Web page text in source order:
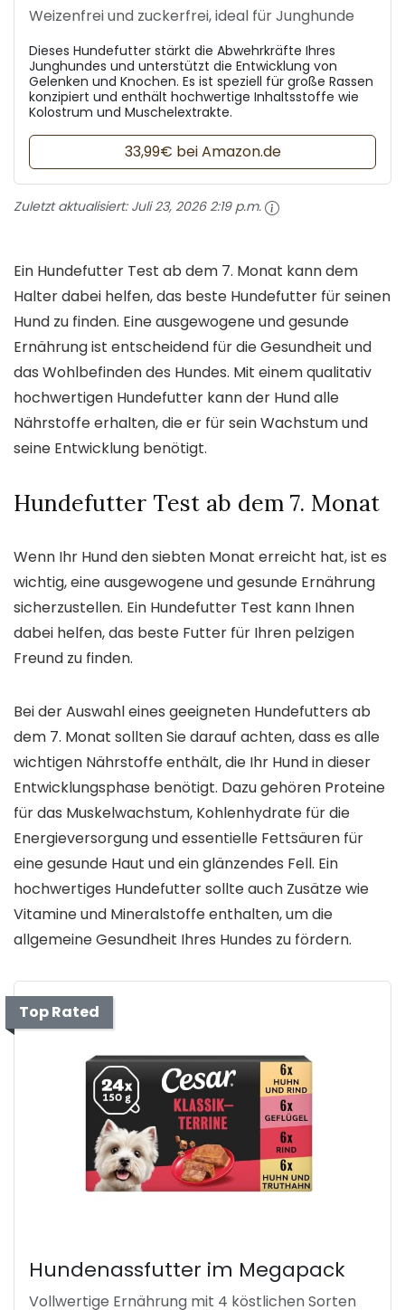
Weizenfrei und zuckerfrei, ideal für Junghunde
Dieses Hundefutter stärkt die Abwehrkräfte Ihres
Junghundes und unterstützt die Entwicklung von
Gelenken und Knochen. Es ist speziell für große Rassen
konzipiert und enthält hochwertige Inhaltsstoffe wie
Kolostrum und Muschelextrakte.
33,99€ bei Amazon.de
Zuletzt aktualisiert: Juli 23, 2026 2:19 p.m.
Ein Hundefutter Test ab dem 7. Monat kann dem
Halter dabei helfen, das beste Hundefutter für seinen
Hund zu finden. Eine ausgewogene und gesunde
Ernährung ist entscheidend für die Gesundheit und
das Wohlbefinden des Hundes. Mit einem qualitativ
hochwertigen Hundefutter kann der Hund alle
Nährstoffe erhalten, die er für sein Wachstum und
seine Entwicklung benötigt.
Hundefutter Test ab dem 7. Monat
Wenn Ihr Hund den siebten Monat erreicht hat, ist es
wichtig, eine ausgewogene und gesunde Ernährung
sicherzustellen. Ein Hundefutter Test kann Ihnen
dabei helfen, das beste Futter für Ihren pelzigen
Freund zu finden.
Bei der Auswahl eines geeigneten Hundefutters ab
dem 7. Monat sollten Sie darauf achten, dass es alle
wichtigen Nährstoffe enthält, die Ihr Hund in dieser
Entwicklungsphase benötigt. Dazu gehören Proteine
für das Muskelwachstum, Kohlenhydrate für die
Energieversorgung und essentielle Fettsäuren für
eine gesunde Haut und ein glänzendes Fell. Ein
hochwertiges Hundefutter sollte auch Zusätze wie
Vitamine und Mineralstoffe enthalten, um die
allgemeine Gesundheit Ihres Hundes zu fördern.
Top Rated
Hundenassfutter im Megapack
Vollwertige Ernährung mit 4 köstlichen Sorten